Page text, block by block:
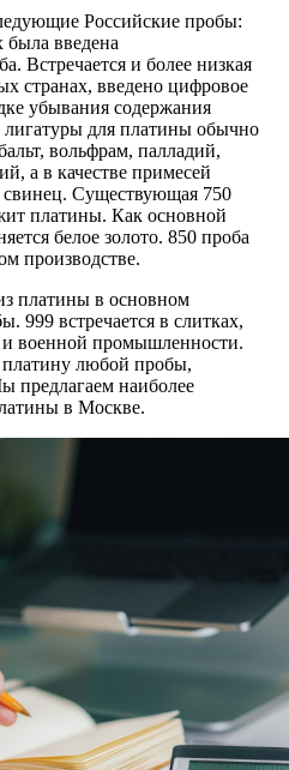
Российские пробы:
введена
Встречается и более низкая
странах, введено цифровое
убывания содержания
лигатуры для платины обычно
вольфрам, палладий,
а в качестве примесей
свинец. Существующая 750
платины. Как основной
белое золото. 850 проба
производстве.
платины в основном
999 встречается в слитках,
и военной промышленности.
любой пробы,
предлагаем наиболее
в Москве.